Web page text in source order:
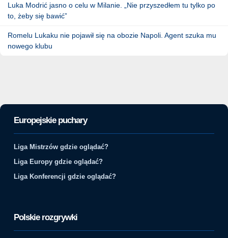
Luka Modrić jasno o celu w Milanie. „Nie przyszedłem tu tylko po
to, żeby się bawić”
Romelu Lukaku nie pojawił się na obozie Napoli. Agent szuka mu
nowego klubu
Europejskie puchary
Liga Mistrzów gdzie oglądać?
Liga Europy gdzie oglądać?
Liga Konferencji gdzie oglądać?
Polskie rozgrywki